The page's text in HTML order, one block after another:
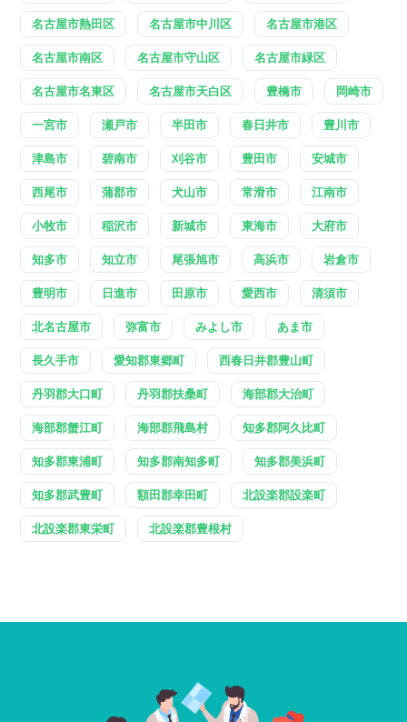
名古屋市熱田区 名古屋市中川区 名古屋市港区
名古屋市南区 名古屋市守山区 名古屋市緑区
名古屋市名東区 名古屋市天白区 豊橋市 岡崎市
一宮市 瀬戸市 半田市 春日井市 豊川市
津島市 碧南市 刈谷市 豊田市 安城市
西尾市 蒲郡市 犬山市 常滑市 江南市
小牧市 稲沢市 新城市 東海市 大府市
知多市 知立市 尾張旭市 高浜市 岩倉市
豊明市 日進市 田原市 愛西市 清須市
北名古屋市 弥富市 みよし市 あま市
長久手市 愛知郡東郷町 西春日井郡豊山町
丹羽郡大口町 丹羽郡扶桑町 海部郡大治町
海部郡蟹江町 海部郡飛島村 知多郡阿久比町
知多郡東浦町 知多郡南知多町 知多郡美浜町
知多郡武豊町 額田郡幸田町 北設楽郡設楽町
北設楽郡東栄町 北設楽郡豊根村